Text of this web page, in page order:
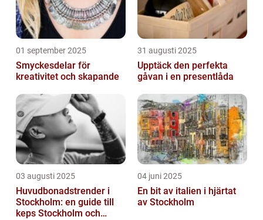
01 september 2025
Smyckesdelar för
kreativitet och skapande
31 augusti 2025
Upptäck den perfekta
gåvan i en presentlåda
03 augusti 2025
Huvudbonadstrender i
Stockholm: en guide till
keps Stockholm och
04 juni 2025
En bit av italien i hjärtat
av Stockholm